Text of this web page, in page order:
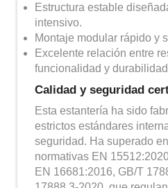
Estructura estable
intensivo.
Montaje modular rápido y
Excelente relación entre
funcionalidad y
Calidad y seguridad
Esta estantería ha sido
estrictos estándares
seguridad. Ha superado
normativas EN
EN 16681:2016, GB/T